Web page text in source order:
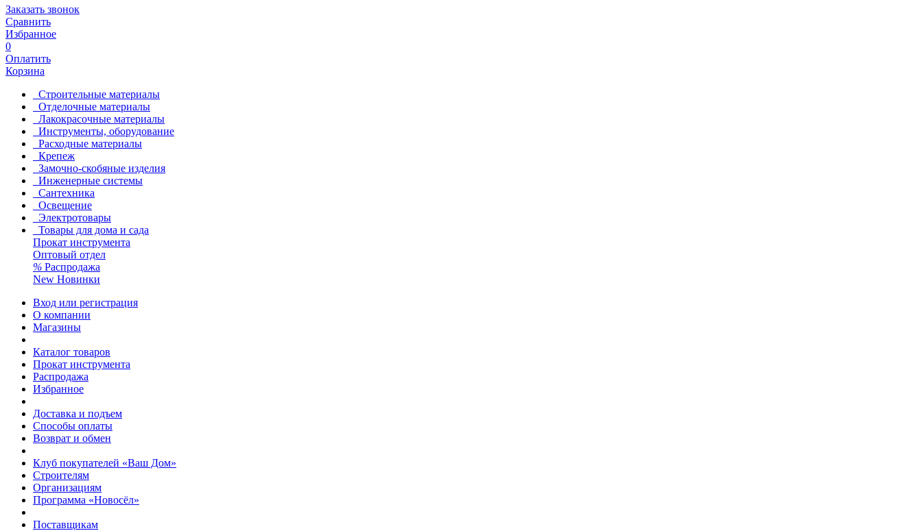
Заказать звонок
Сравнить
Избранное
0
Оплатить
Корзина
Строительные материалы
Отделочные материалы
Лакокрасочные материалы
Инструменты, оборудование
Расходные материалы
Крепеж
Замочно-скобяные изделия
Инженерные системы
Сантехника
Освещение
Электротовары
Товары для дома и сада
Прокат инструмента
Оптовый отдел
% Распродажа
New Новинки
Вход или регистрация
О компании
Магазины
Каталог товаров
Прокат инструмента
Распродажа
Избранное
Доставка и подъем
Способы оплаты
Возврат и обмен
Клуб покупателей «Ваш Дом»
Строителям
Организациям
Программа «Новосёл»
Поставщикам